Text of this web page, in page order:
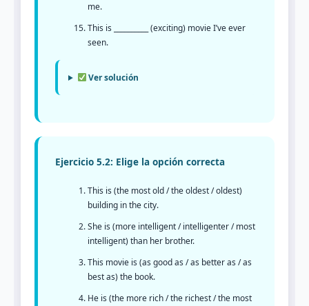
me.
This is __________ (exciting) movie I’ve ever
seen.
Ver solución
Ejercicio 5.2: Elige la opción correcta
This is (the most old / the oldest / oldest)
building in the city.
She is (more intelligent / intelligenter / most
intelligent) than her brother.
This movie is (as good as / as better as / as
best as) the book.
He is (the more rich / the richest / the most